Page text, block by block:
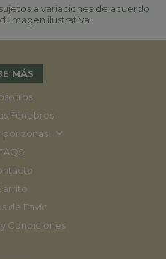
a variaciones de acuerdo
Imagen ilustrativa.
MÁS
Fúnebres
por zonas
de Envío
Condiciones